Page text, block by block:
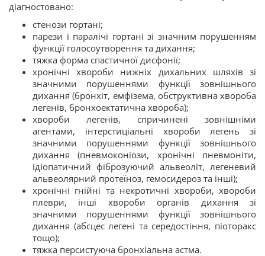
діагностовано:
стенози гортані;
парези і паралічі гортані зі значним порушенням
функції голосоутворення та дихання;
тяжка форма спастичної дисфонії;
хронічні хвороби нижніх дихальних шляхів зі
значними порушеннями функції зовнішнього
дихання (бронхіт, емфізема, обструктивна хвороба
легенів, бронхоектатична хвороба);
хвороби легенів, спричинені зовнішніми
агентами, інтерстиціальні хвороби легень зі
значними порушеннями функції зовнішнього
дихання (пневмоконіози, хронічні пневмоніти,
ідіопатичний фіброзуючий альвеоліт, легеневий
альвеолярний протеїноз, гемосидероз та інші);
хронічні гнійні та некротичні хвороби, хвороби
плеври, інші хвороби органів дихання зі
значними порушеннями функції зовнішнього
дихання (абсцес легені та середостіння, піоторакс
тощо);
тяжка персистуюча бронхіальна астма.